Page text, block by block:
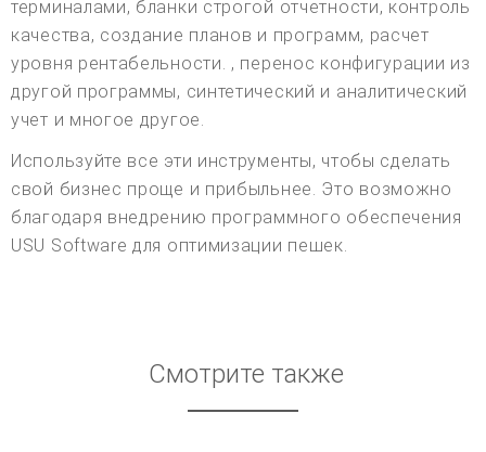
терминалами, бланки строгой отчетности, контроль
качества, создание планов и программ, расчет
уровня рентабельности. , перенос конфигурации из
другой программы, синтетический и аналитический
учет и многое другое.
Используйте все эти инструменты, чтобы сделать
свой бизнес проще и прибыльнее. Это возможно
благодаря внедрению программного обеспечения
USU Software для оптимизации пешек.
Смотрите также